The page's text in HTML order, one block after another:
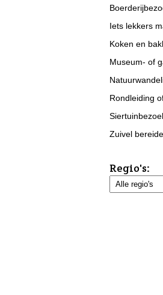
Iets lekkers
Koken en
Museum- of
Rondleiding
Zuivel
Regio's: